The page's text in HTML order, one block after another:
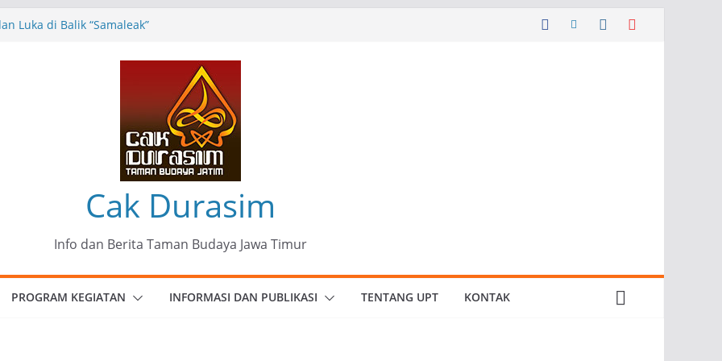
Luka di Balik “Samaleak”
Ungkapan Kritis Tentang Derita
Patria Seni Rupa Kota Blitar :
Menjadi Mantra Perlawanan
Cak Durasim
Info dan Berita Taman Budaya Jawa Timur
PROGRAM KEGIATAN INFORMASI DAN PUBLIKASI TENTANG UPT KONTAK